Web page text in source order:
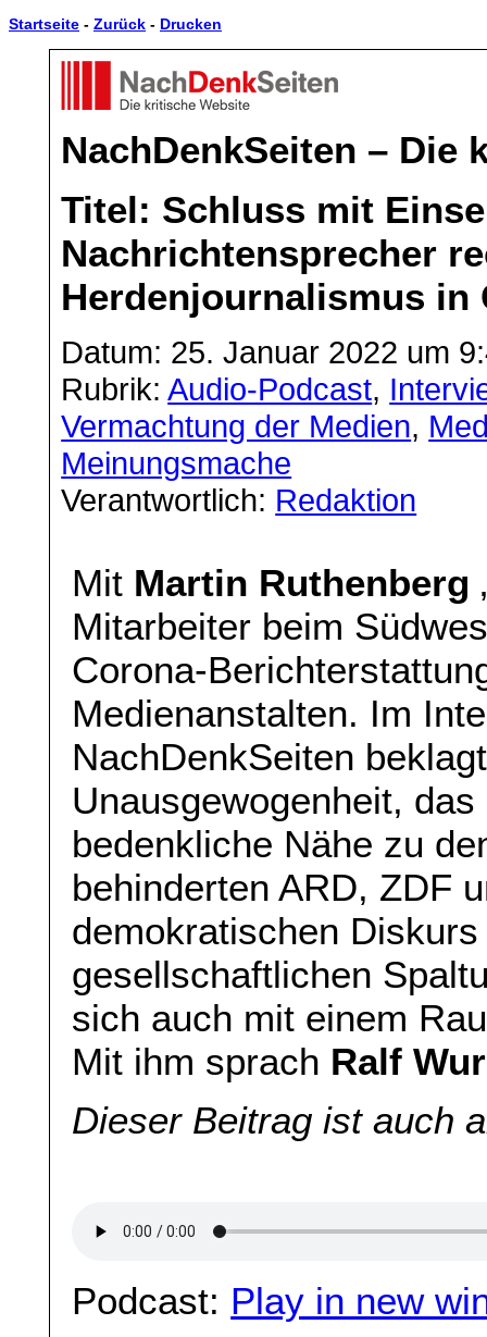
Startseite - Zurück - Drucken
NachDenkSeiten – Die
Titel: Schluss mit
Nachrichtensprecher
Herdenjournalismus in
Datum: 25. Januar 2022 um
Rubrik:Audio-Podcast,
Vermachtung der Medien,
Meinungsmache
Verantwortlich: Redaktion
Mit Martin Ruthenberg
Mitarbeiter beim
Corona-
Medienanstalten. Im
NachDenkSeiten
Unausgewogenheit,
bedenkliche Nähe zu
behinderten ARD, ZDF
demokratischen
gesellschaftlichen
sich auch mit einem
Mit ihm sprach Ralf
Dieser Beitrag ist auch
Podcast: Play in new